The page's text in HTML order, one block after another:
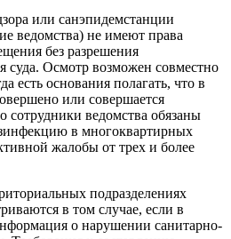
или санэпидемстанции
ведомства) не имеют права
без разрешения
суда. Осмотр возможен совместно
есть основания полагать, что в
или совершается
сотрудники ведомства обязаны
в многоквартирных
жалобы от трех и более
подразделениях
в том случае, если в
о нарушении санитарно-